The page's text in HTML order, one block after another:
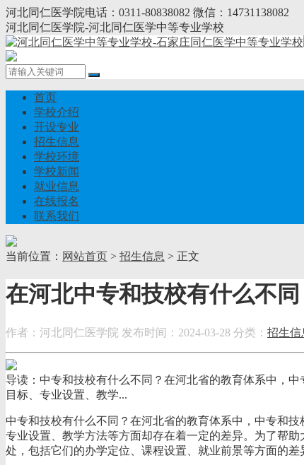
河北同仁医学院电话：0311-80838082 微信：14731138082
河北同仁医学院-河北同仁医学中等专业学校
首页
学校介绍
开设专业
招生信息
学校环境
学校新闻
就业信息
在线报名
联系我们
当前位置： 网站首页 > 招生信息 > 正文
在河北中专和技校有什么不同
作者：河北同仁医学院 发布时间：2024-03-28 分类： 招生信
导读：中专和技校有什么不同？在河北省的教育体系中，
目标、专业设置、教学...
中专和技校有什么不同？在河北省的教育体系中，中专和
专业设置、教学方法等方面却存在着一定的差异。为了帮
处，包括它们的办学定位、课程设置、就业前景等方面的